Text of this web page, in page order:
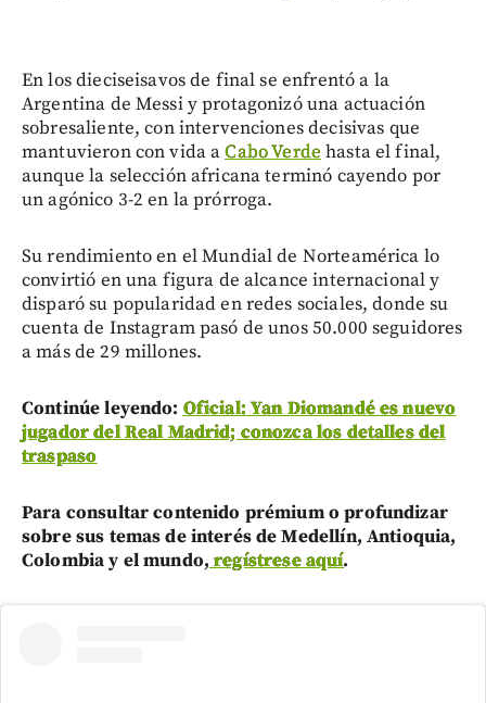
En los dieciseisavos de final se enfrentó a la
Argentina de Messi y protagonizó una actuación
sobresaliente, con intervenciones decisivas que
mantuvieron con vida aCabo Verde hasta el final,
aunque la selección africana terminó cayendo por
un agónico 3-2 en la prórroga.
Su rendimiento en el Mundial de Norteamérica lo
convirtió en una figura de alcance internacional y
disparó su popularidad en redes sociales, donde su
cuenta de Instagram pasó de unos 50.000 seguidores
a más de 29 millones.
Continúe leyendo: Oficial: Yan Diomandé es nuevo
jugador del Real Madrid; conozca los detalles del
traspaso
Para consultar contenido prémium o profundizar
sobre sus temas de interés de Medellín, Antioquia,
Colombia y el mundo, regístrese aquí.